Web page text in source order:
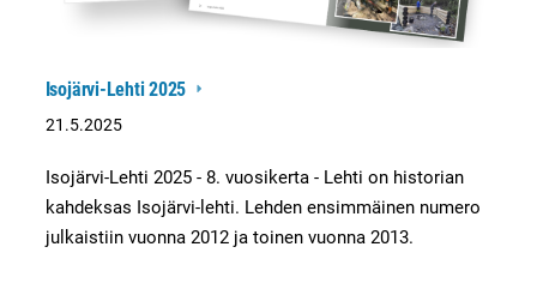
Isojärvi-Lehti 2025
21.5.2025
Isojärvi-Lehti 2025 - 8. vuosikerta - Lehti on historian
kahdeksas Isojärvi-lehti. Lehden ensimmäinen numero
julkaistiin vuonna 2012 ja toinen vuonna 2013.